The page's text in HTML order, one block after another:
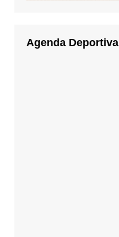
Agenda Deportiva